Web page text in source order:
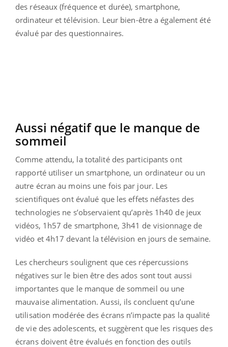
des réseaux (fréquence et durée), smartphone,
ordinateur et télévision. Leur bien-être a également été
évalué par des questionnaires.
Aussi négatif que le manque de
sommeil
Comme attendu, la totalité des participants ont
rapporté utiliser un smartphone, un ordinateur ou un
autre écran au moins une fois par jour. Les
scientifiques ont évalué que les effets néfastes des
technologies ne s’observaient qu’après 1h40 de jeux
vidéos, 1h57 de smartphone, 3h41 de visionnage de
vidéo et 4h17 devant la télévision en jours de semaine.
Les chercheurs soulignent que ces répercussions
négatives sur le bien être des ados sont tout aussi
importantes que le manque de sommeil ou une
mauvaise alimentation. Aussi, ils concluent qu’une
utilisation modérée des écrans n’impacte pas la qualité
de vie des adolescents, et suggèrent que les risques des
écrans doivent être évalués en fonction des outils